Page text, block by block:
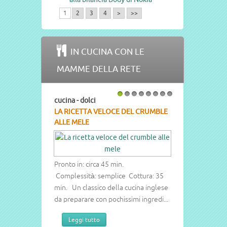
1 2 3 4 > >>
IN CUCINA CON LE
MAMME DELLA RETE
VELOCE DEL CRUMBLE
in: circa 45 min.
semplice Cottura: 35
Un classico della cucina inglese
con pochissimi ingredi...
LA RICETTA DEL COTTON CAKE
Pronto in: circa 60 min.
Complessità: media Cottura: 40
Dolce leggero e soffice buono per
ogni occasione.
Leggi tutto